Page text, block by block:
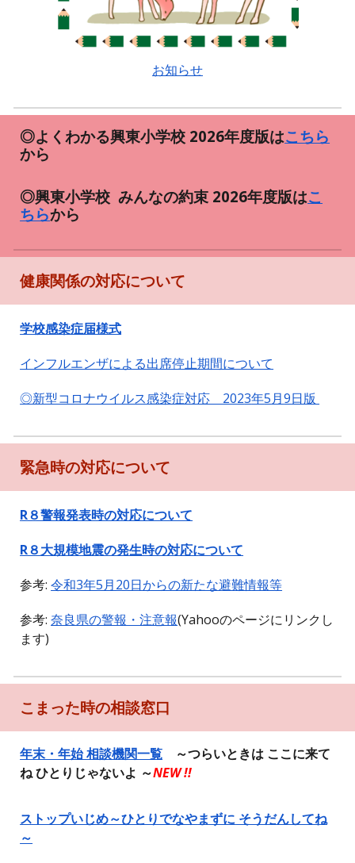
お知らせ
◎よくわかる興東小学校 2026年度版はこちら
から
◎興東小学校 みんなの約束 2026年度版はこ
ちらから
健康関係の対応について
学校感染症届様式
インフルエンザによる出席停止期間について
◎新型コロナウイルス感染症対応 2023年5月9日版
緊急時の対応について
R８警報発表時の対応について
R８大規模地震の発生時の対応について
参考:令和3年5月20日からの新たな避難情報等
参考:奈良県の警報・注意報(Yahooのページにリンクし
ます)
こまった時の相談窓口
年末・年始 相談機関一覧
～つらいときは ここに来て
ね ひとりじゃないよ ～NEW !!
ストップいじめ～ひとりでなやまずに そうだんしてね
～